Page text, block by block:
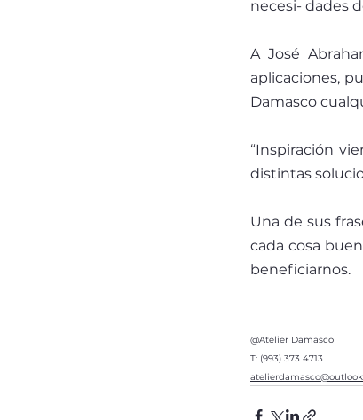
necesi- dades
A José
aplicaciones,
Damasco
“Inspiración
distintas
Una de sus
cada cosa
beneficiarnos.
@Atelier Damasco
T: (993) 373 4713